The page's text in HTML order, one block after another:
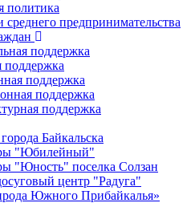
политика
среднего предпринимательства
поддержка
поддержка
поддержка
поддержка
поддержка
Байкальска
"Юбилейный"
"Юность" поселка Солзан
центр "Радуга"
Южного Прибайкалья»